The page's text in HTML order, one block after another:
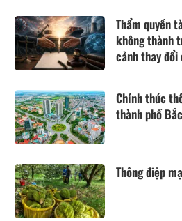
Thẩm quyền
không thành
cảnh thay đổi
Chính thức
thành phố
Thông điệp